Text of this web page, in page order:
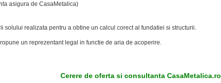
asigura de CasaMetalica)
solului realizata pentru a obtine un calcul corect al fundatiei si structurii.
un reprezentant legal in functie de aria de acoperire.
Cerere de oferta si consultanta CasaMetalica.ro